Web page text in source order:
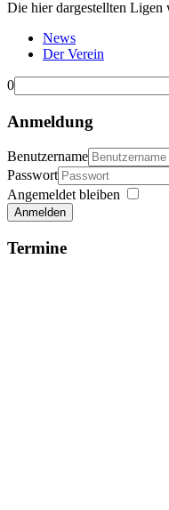
Die hier dargestellten
News
Der Verein
0
Anmeldung
Benutzername
Passwort
Angemeldet bleiben
Anmelden
Termine